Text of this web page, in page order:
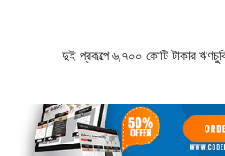
দুই প্রকল্পে ৬,৭০০ কোটি টাকার